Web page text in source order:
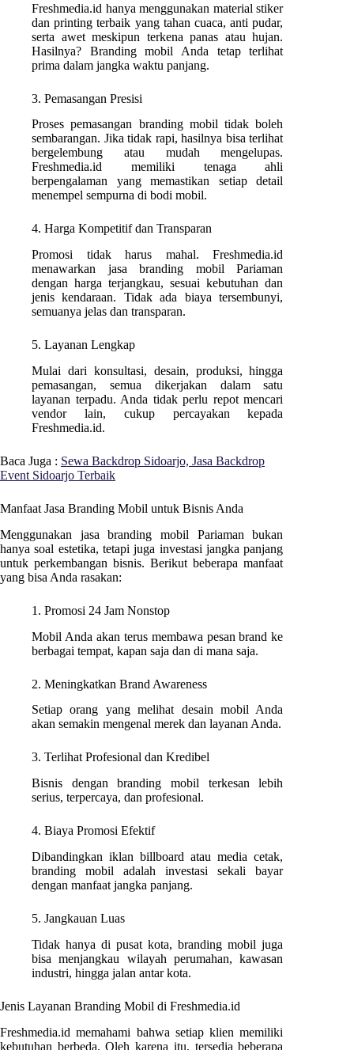
Freshmedia.id hanya menggunakan material stiker
dan printing terbaik yang tahan cuaca, anti pudar,
serta awet meskipun terkena panas atau hujan.
Hasilnya? Branding mobil Anda tetap terlihat
prima dalam jangka waktu panjang.
3. Pemasangan Presisi
Proses pemasangan branding mobil tidak boleh
sembarangan. Jika tidak rapi, hasilnya bisa terlihat
bergelembung atau mudah mengelupas.
Freshmedia.id memiliki tenaga ahli
berpengalaman yang memastikan setiap detail
menempel sempurna di bodi mobil.
4. Harga Kompetitif dan Transparan
Promosi tidak harus mahal. Freshmedia.id
menawarkan jasa branding mobil Pariaman
dengan harga terjangkau, sesuai kebutuhan dan
jenis kendaraan. Tidak ada biaya tersembunyi,
semuanya jelas dan transparan.
5. Layanan Lengkap
Mulai dari konsultasi, desain, produksi, hingga
pemasangan, semua dikerjakan dalam satu
layanan terpadu. Anda tidak perlu repot mencari
vendor lain, cukup percayakan kepada
Freshmedia.id.
Baca Juga : Sewa Backdrop Sidoarjo, Jasa Backdrop
Event Sidoarjo Terbaik
Manfaat Jasa Branding Mobil untuk Bisnis Anda
Menggunakan jasa branding mobil Pariaman bukan
hanya soal estetika, tetapi juga investasi jangka panjang
untuk perkembangan bisnis. Berikut beberapa manfaat
yang bisa Anda rasakan:
1. Promosi 24 Jam Nonstop
Mobil Anda akan terus membawa pesan brand ke
berbagai tempat, kapan saja dan di mana saja.
2. Meningkatkan Brand Awareness
Setiap orang yang melihat desain mobil Anda
akan semakin mengenal merek dan layanan Anda.
3. Terlihat Profesional dan Kredibel
Bisnis dengan branding mobil terkesan lebih
serius, terpercaya, dan profesional.
4. Biaya Promosi Efektif
Dibandingkan iklan billboard atau media cetak,
branding mobil adalah investasi sekali bayar
dengan manfaat jangka panjang.
5. Jangkauan Luas
Tidak hanya di pusat kota, branding mobil juga
bisa menjangkau wilayah perumahan, kawasan
industri, hingga jalan antar kota.
Jenis Layanan Branding Mobil di Freshmedia.id
Freshmedia.id memahami bahwa setiap klien memiliki
kebutuhan berbeda. Oleh karena itu, tersedia beberapa